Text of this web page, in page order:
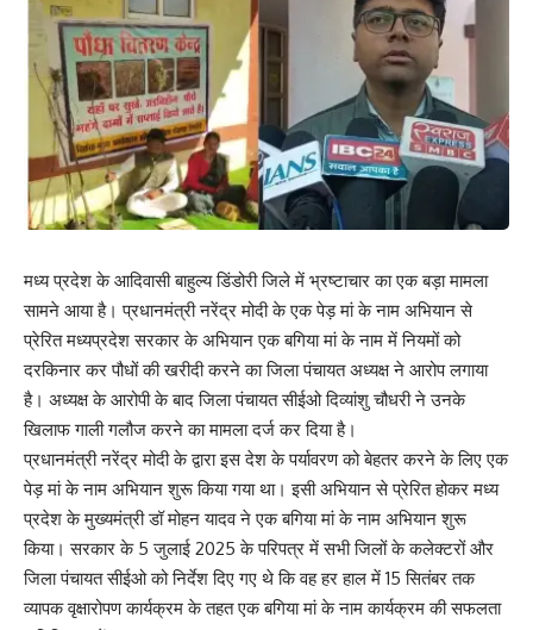
मध्य प्रदेश के आदिवासी बाहुल्य डिंडोरी जिले में भ्रष्टाचार का एक बड़ा मामला
सामने आया है। प्रधानमंत्री नरेंद्र मोदी के एक पेड़ मां के नाम अभियान से
प्रेरित मध्यप्रदेश सरकार के अभियान एक बगिया मां के नाम में नियमों को
दरकिनार कर पौधों की खरीदी करने का जिला पंचायत अध्यक्ष ने आरोप लगाया
है। अध्यक्ष के आरोपी के बाद जिला पंचायत सीईओ दिव्यांशु चौधरी ने उनके
खिलाफ गाली गलौज करने का मामला दर्ज कर दिया है।
प्रधानमंत्री नरेंद्र मोदी के द्वारा इस देश के पर्यावरण को बेहतर करने के लिए एक
पेड़ मां के नाम अभियान शुरू किया गया था। इसी अभियान से प्रेरित होकर मध्य
प्रदेश के मुख्यमंत्री डॉ मोहन यादव ने एक बगिया मां के नाम अभियान शुरू
किया। सरकार के 5 जुलाई 2025 के परिपत्र में सभी जिलों के कलेक्टरों और
जिला पंचायत सीईओ को निर्देश दिए गए थे कि वह हर हाल में 15 सितंबर तक
व्यापक वृक्षारोपण कार्यक्रम के तहत एक बगिया मां के नाम कार्यक्रम की सफलता